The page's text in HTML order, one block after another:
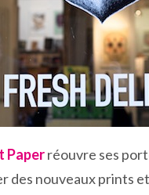
Paperréouvre ses
des nouveaux prints